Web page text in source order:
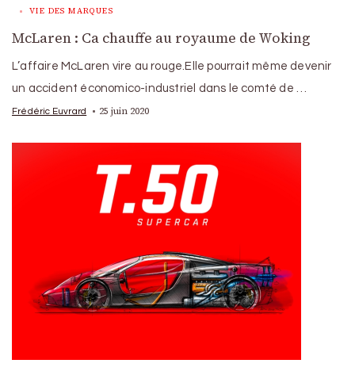
VIE DES MARQUES
McLaren : Ca chauffe au royaume de Woking
L’affaire McLaren vire au rouge.Elle pourrait même devenir
un accident économico-industriel dans le comté de …
Frédéric Euvrard 25 juin 2020